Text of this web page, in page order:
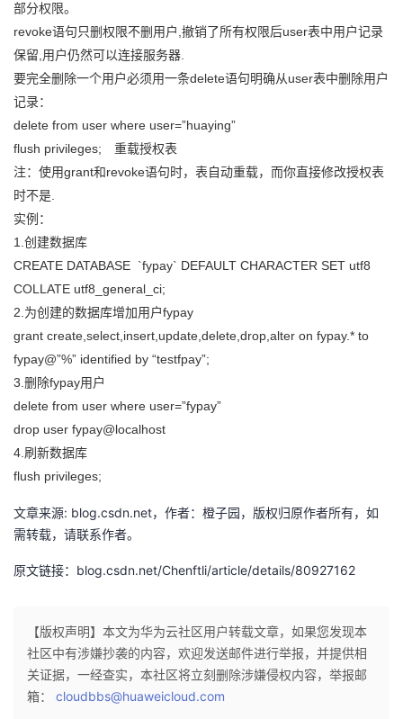
部分权限。
revoke语句只删权限不删用户,撤销了所有权限后user表中用户记录
保留,用户仍然可以连接服务器.
要完全删除一个用户必须用一条delete语句明确从user表中删除用户
记录：
delete from user where user=”huaying”
flush privileges; 重载授权表
注：使用grant和revoke语句时，表自动重载，而你直接修改授权表
时不是.
实例：
1.创建数据库
CREATE DATABASE `fypay` DEFAULT CHARACTER SET utf8
COLLATE utf8_general_ci;
2.为创建的数据库增加用户fypay
grant create,select,insert,update,delete,drop,alter on fypay.* to
fypay@”%” identified by “testfpay”;
3.删除fypay用户
delete from user where user=”fypay”
drop user fypay@localhost
4.刷新数据库
flush privileges;
文章来源: blog.csdn.net，作者：橙子园，版权归原作者所有，如
需转载，请联系作者。
原文链接：blog.csdn.net/Chenftli/article/details/80927162
【版权声明】本文为华为云社区用户转载文章，如果您发现本
社区中有涉嫌抄袭的内容，欢迎发送邮件进行举报，并提供相
关证据，一经查实，本社区将立刻删除涉嫌侵权内容，举报邮
箱： cloudbbs@huaweicloud.com